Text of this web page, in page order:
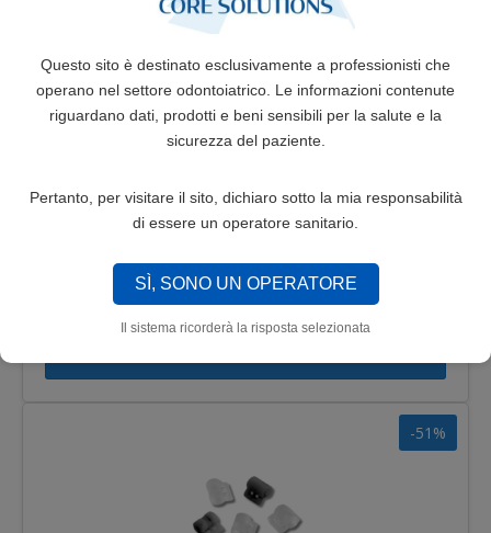
Questo sito è destinato esclusivamente a professionisti che
operano nel settore odontoiatrico. Le informazioni contenute
riguardano dati, prodotti e beni sensibili per la salute e la
sicurezza del paziente.
Pertanto, per visitare il sito, dichiaro sotto la mia responsabilità
di essere un operatore sanitario.
SÌ, SONO UN OPERATORE
Il sistema ricorderà la risposta selezionata
TUBO DI PROTEZIONE IN ELASTOMERO
19,90€18,90€
-51%